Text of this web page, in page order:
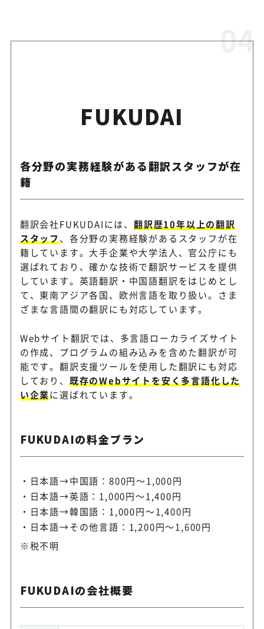
FUKUDAI
各分野の実務経験がある翻訳スタッフが在
籍
翻訳会社FUKUDAIには、 翻訳歴10年以上の翻訳
スタッフ、各分野の実務経験があるスタッフが在
籍しています。大手企業や大学法人、官公庁にも
選ばれており、確かな技術で翻訳サービスを提供
しています。英語翻訳・中国語翻訳をはじめとし
て、東南アジア各国、欧州言語を取り扱い。さま
ざまな言語間の翻訳にも対応しています。
Webサイト翻訳では、多言語ローカライズサイト
の作成、プログラムの組み込みを含めた翻訳が可
能です。翻訳支援ツールを使用した翻訳にも対応
しており、 既存のWebサイトを安く多言語化した
い企業に選ばれています。
FUKUDAIの料金プラン
日本語→中国語：800円～1,000円
日本語→英語：1,000円～1,400円
日本語→韓国語：1,000円～1,400円
日本語→その他言語：1,200円～1,600円
※税不明
FUKUDAIの会社概要